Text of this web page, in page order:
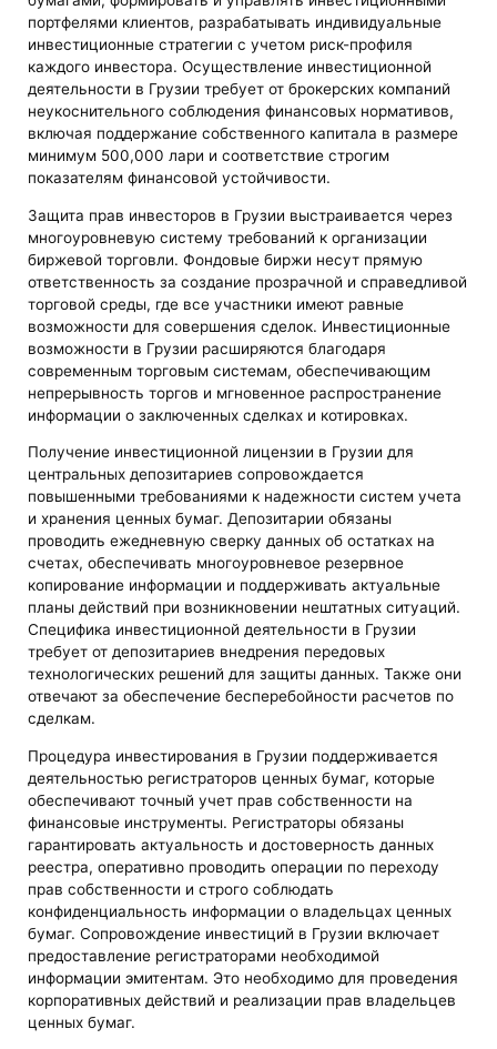
портфелями клиентов, разрабатывать индивидуальные
инвестиционные стратегии с учетом риск-профиля
каждого инвестора. Осуществление инвестиционной
деятельности в Грузии требует от брокерских компаний
неукоснительного соблюдения финансовых нормативов,
включая поддержание собственного капитала в размере
минимум 500,000 лари и соответствие строгим
показателям финансовой устойчивости.
Защита прав инвесторов в Грузии выстраивается через
многоуровневую систему требований к организации
биржевой торговли. Фондовые биржи несут прямую
ответственность за создание прозрачной и справедливой
торговой среды, где все участники имеют равные
возможности для совершения сделок. Инвестиционные
возможности в Грузии расширяются благодаря
современным торговым системам, обеспечивающим
непрерывность торгов и мгновенное распространение
информации о заключенных сделках и котировках.
Получение инвестиционной лицензии в Грузии для
центральных депозитариев сопровождается
повышенными требованиями к надежности систем учета
и хранения ценных бумаг. Депозитарии обязаны
проводить ежедневную сверку данных об остатках на
счетах, обеспечивать многоуровневое резервное
копирование информации и поддерживать актуальные
планы действий при возникновении нештатных ситуаций.
Специфика инвестиционной деятельности в Грузии
требует от депозитариев внедрения передовых
технологических решений для защиты данных. Также они
отвечают за обеспечение бесперебойности расчетов по
сделкам.
Процедура инвестирования в Грузии поддерживается
деятельностью регистраторов ценных бумаг, которые
обеспечивают точный учет прав собственности на
финансовые инструменты. Регистраторы обязаны
гарантировать актуальность и достоверность данных
реестра, оперативно проводить операции по переходу
прав собственности и строго соблюдать
конфиденциальность информации о владельцах ценных
бумаг. Сопровождение инвестиций в Грузии включает
предоставление регистраторами необходимой
информации эмитентам. Это необходимо для проведения
корпоративных действий и реализации прав владельцев
ценных бумаг.